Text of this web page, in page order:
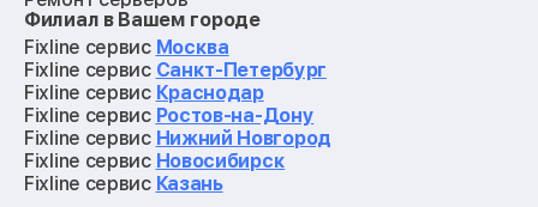
Ремонт мониторов
Ремонт квадрокоптеров
Ремонт электросамокатов
Ремонт материнских плат
Ремонт видеокарт
Ремонт кофемашин
Ремонт vr систем
Ремонт игровых приставок
Филиал в Вашем городе
Fixline сервис Москва
Fixline сервис Санкт-Петербург
Fixline сервис Краснодар
Fixline сервис Ростов-на-Дону
Fixline сервис Нижний Новгород
Fixline сервис Новосибирск
Fixline сервис Казань